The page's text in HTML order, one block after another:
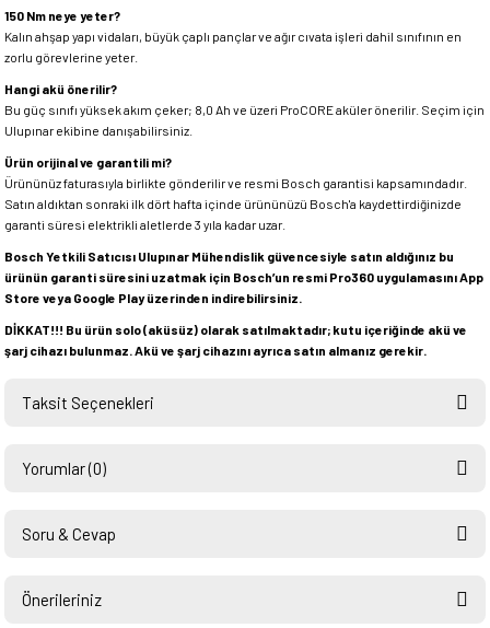
150 Nm neye yeter?
Kalın ahşap yapı vidaları, büyük çaplı pançlar ve ağır cıvata işleri dahil sınıfının en
zorlu görevlerine yeter.
Hangi akü önerilir?
Bu güç sınıfı yüksek akım çeker; 8,0 Ah ve üzeri ProCORE aküler önerilir. Seçim için
Ulupınar ekibine danışabilirsiniz.
Ürün orijinal ve garantili mi?
Ürününüz faturasıyla birlikte gönderilir ve resmi Bosch garantisi kapsamındadır.
Satın aldıktan sonraki ilk dört hafta içinde ürününüzü Bosch'a kaydettirdiğinizde
garanti süresi elektrikli aletlerde 3 yıla kadar uzar.
Bosch Yetkili Satıcısı Ulupınar Mühendislik güvencesiyle satın aldığınız bu
ürünün garanti süresini uzatmak için Bosch’un resmi Pro360 uygulamasını App
Store veya Google Play üzerinden indirebilirsiniz.
DİKKAT!!! Bu ürün solo (aküsüz) olarak satılmaktadır; kutu içeriğinde akü ve
şarj cihazı bulunmaz. Akü ve şarj cihazını ayrıca satın almanız gerekir.
Taksit Seçenekleri
Yorumlar (0)
Soru & Cevap
Önerileriniz